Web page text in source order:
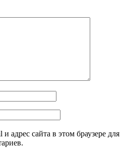
адрес сайта в этом браузере для